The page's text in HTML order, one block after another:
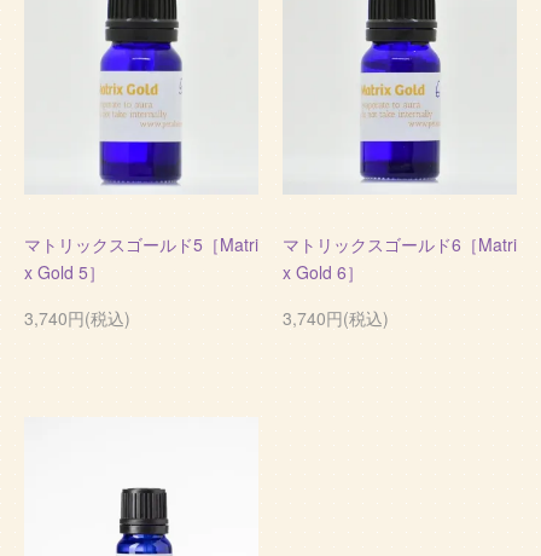
マトリックスゴールド5［Matri
x Gold 5］
3,740円(税込)
マトリックスゴールド6［Matri
x Gold 6］
3,740円(税込)